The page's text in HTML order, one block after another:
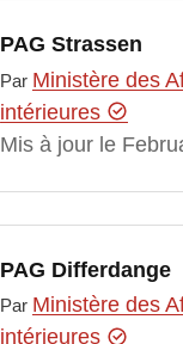
PAG Strassen
Par Ministère des
intérieures
Mis à jour le
PAG Differdange
Par Ministère des
intérieures